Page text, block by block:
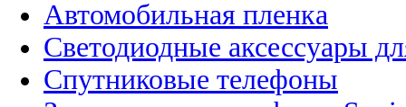
Автомобильная пленка
Светодиодные аксессуары
Спутниковые телефоны